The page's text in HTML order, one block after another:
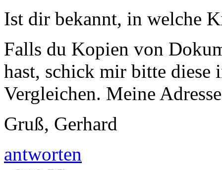
Ist dir bekannt, in welche
Falls du Kopien von
hast, schick mir bitte
Vergleichen. Meine
Gruß, Gerhard
antworten